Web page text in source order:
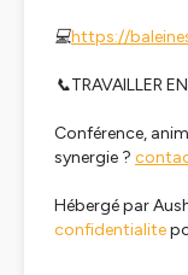
💻https://
📞TRAVAILLER
Conférence,
synergie ?
Hébergé par
confidentialite